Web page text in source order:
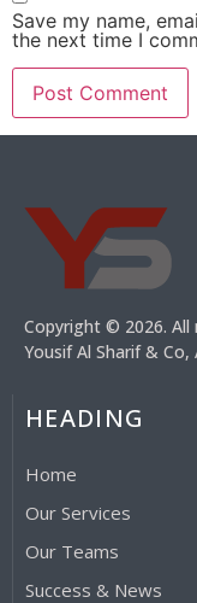
Save my name,
the next time I
Copyright © 2026. All
Yousif Al Sharif &
HEADING
Home
Our Services
Our Teams
Success & News